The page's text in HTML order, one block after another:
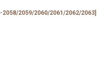
2058/2059/2060/2061/2062/2063]